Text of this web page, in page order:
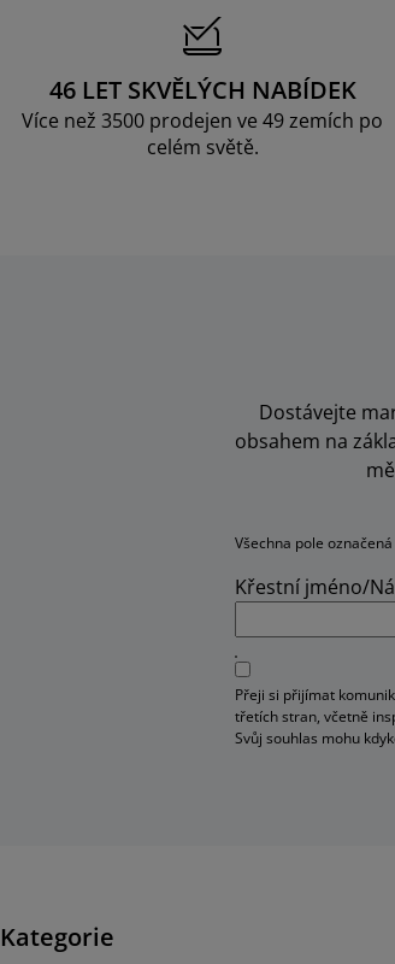
46 LET SKVĚLÝCH NABÍDEK
Více než 3500 prodejen ve 49 zemích po
celém světě.
Dostávejte
obsahem na
Všechna pole
Křestní jméno/
Přeji si přijímat
třetích stran, včetně
Svůj souhlas mohu
Kategorie